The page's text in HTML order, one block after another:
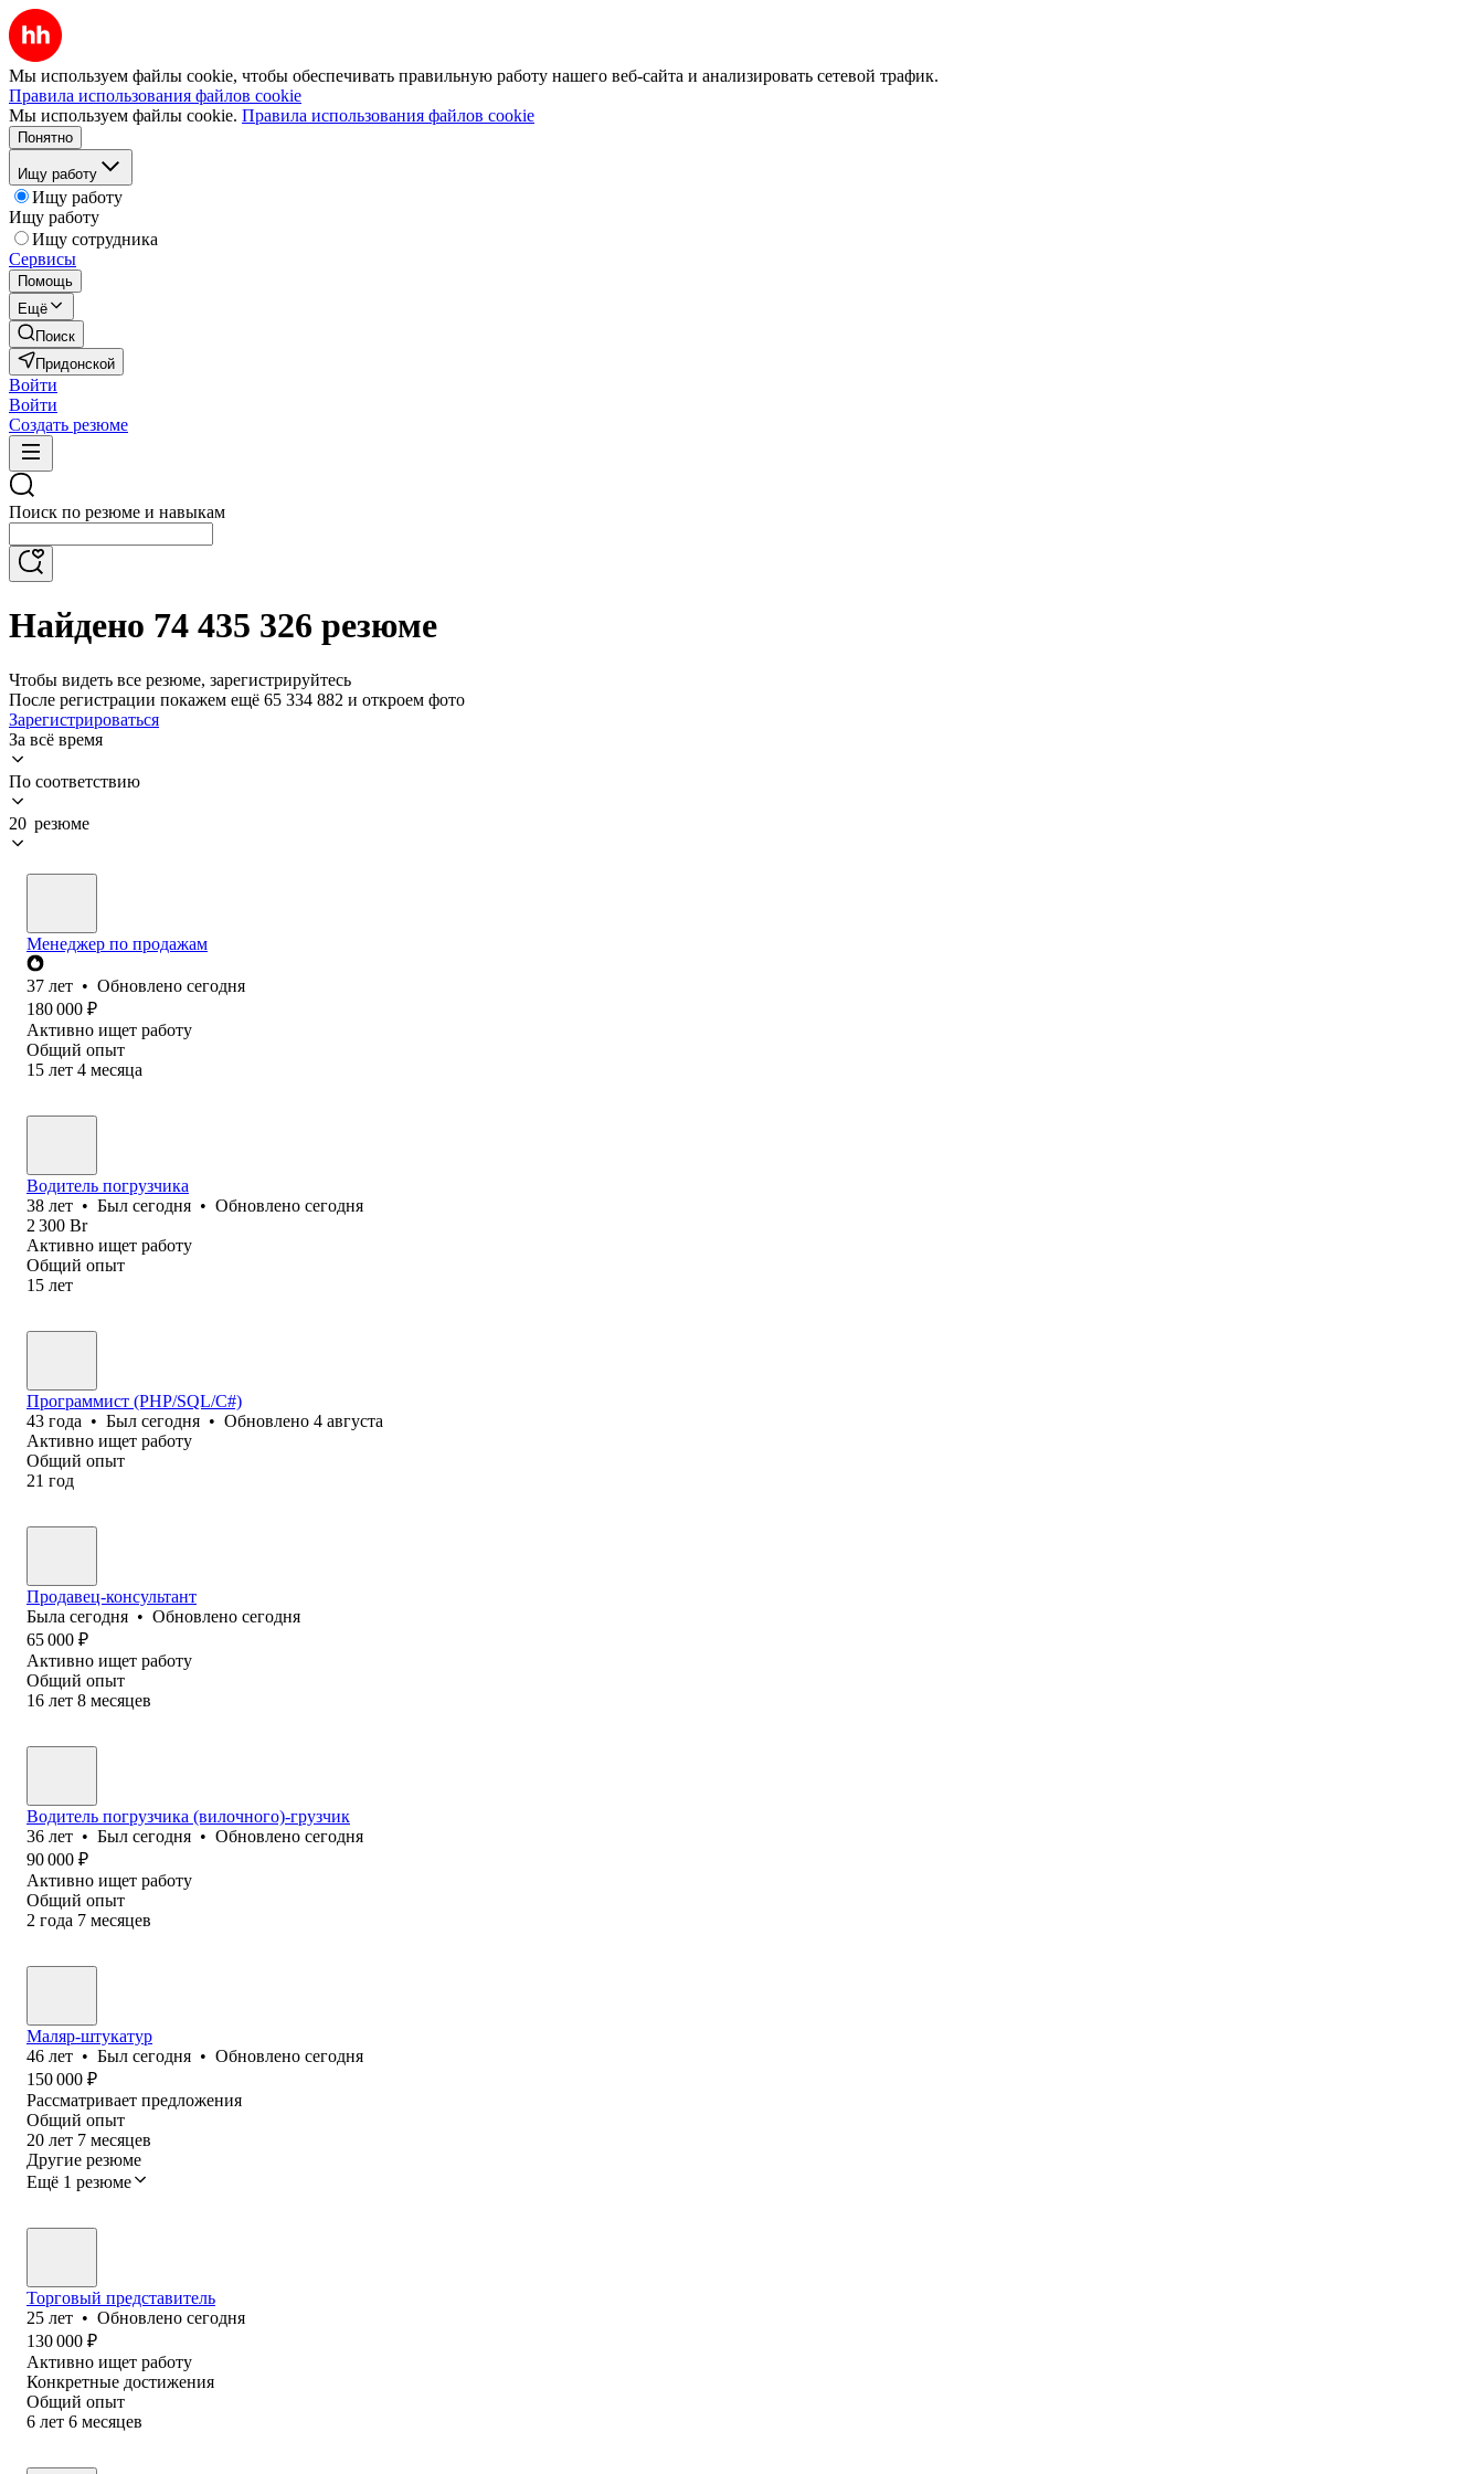
Мы используем файлы cookie, чтобы обеспечивать правильную работу нашего веб-сайта и анализировать сетевой трафик.
Правила использования файлов cookie
Мы используем файлы cookie. Правила использования файлов cookie
Понятно
Ищу работу
Ищу работу
Ищу работу
Ищу сотрудника
Сервисы
Помощь
Ещё
Поиск
Придонской
Войти
Войти
Создать резюме
Поиск по резюме и навыкам
Найдено 74 435 326 резюме
Чтобы видеть все резюме, зарегистрируйтесь
После регистрации покажем ещё 65 334 882 и откроем фото
Зарегистрироваться
За всё время
По соответствию
20 резюме
Менеджер по продажам
37 лет • Обновлено сегодня
180 000 ₽
Активно ищет работу
Общий опыт
15 лет 4 месяца
Водитель погрузчика
38 лет • Был сегодня • Обновлено сегодня
2 300 Br
Активно ищет работу
Общий опыт
15 лет
Программист (PHP/SQL/C#)
43 года • Был сегодня • Обновлено 4 августа
Активно ищет работу
Общий опыт
21 год
Продавец-консультант
Была сегодня • Обновлено сегодня
65 000 ₽
Активно ищет работу
Общий опыт
16 лет 8 месяцев
Водитель погрузчика (вилочного)-грузчик
36 лет • Был сегодня • Обновлено сегодня
90 000 ₽
Активно ищет работу
Общий опыт
2 года 7 месяцев
Маляр-штукатур
46 лет • Был сегодня • Обновлено сегодня
150 000 ₽
Рассматривает предложения
Общий опыт
20 лет 7 месяцев
Другие резюме
Ещё 1 резюме
Торговый представитель
25 лет • Обновлено сегодня
130 000 ₽
Активно ищет работу
Конкретные достижения
Общий опыт
6 лет 6 месяцев